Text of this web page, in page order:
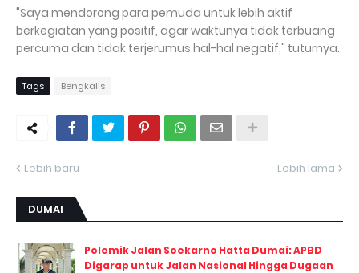
"Saya mendorong para pemuda untuk lebih aktif
berkegiatan yang positif, agar waktunya tidak terbuang
percuma dan tidak terjerumus hal-hal negatif," tuturnya.
Tags Bengkalis
Lebih baru Lebih lama
DUMAI
Polemik Jalan Soekarno Hatta Dumai: APBD
Digarap untuk Jalan Nasional Hingga Dugaan